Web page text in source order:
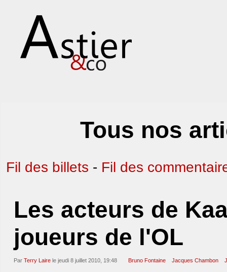
Tous nos
Fil des billets - Fil des
Les acteurs de
joueurs de l'OL
Par Terry Laire le jeudi 8 juillet 2010, 19:48 Bruno Fontaine Jacques Chambon